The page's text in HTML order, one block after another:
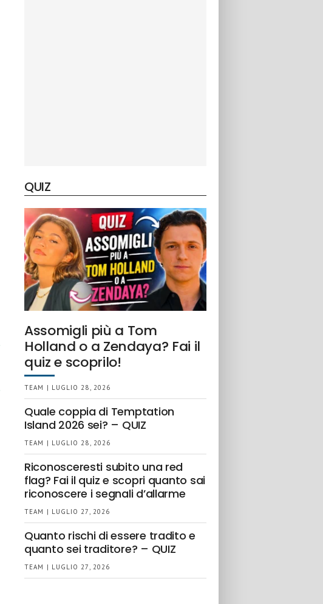
QUIZ
Assomigli più a Tom
Holland o a Zendaya? Fai il
quiz e scoprilo!
TEAM | LUGLIO 28, 2026
Quale coppia di Temptation
Island 2026 sei? – QUIZ
TEAM | LUGLIO 28, 2026
Riconosceresti subito una red
flag? Fai il quiz e scopri quanto sai
riconoscere i segnali d’allarme
TEAM | LUGLIO 27, 2026
Quanto rischi di essere tradito e
quanto sei traditore? – QUIZ
TEAM | LUGLIO 27, 2026